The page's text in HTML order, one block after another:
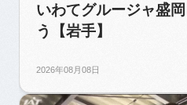
いわてグルージャ盛
う【岩手】
2026年08月08日